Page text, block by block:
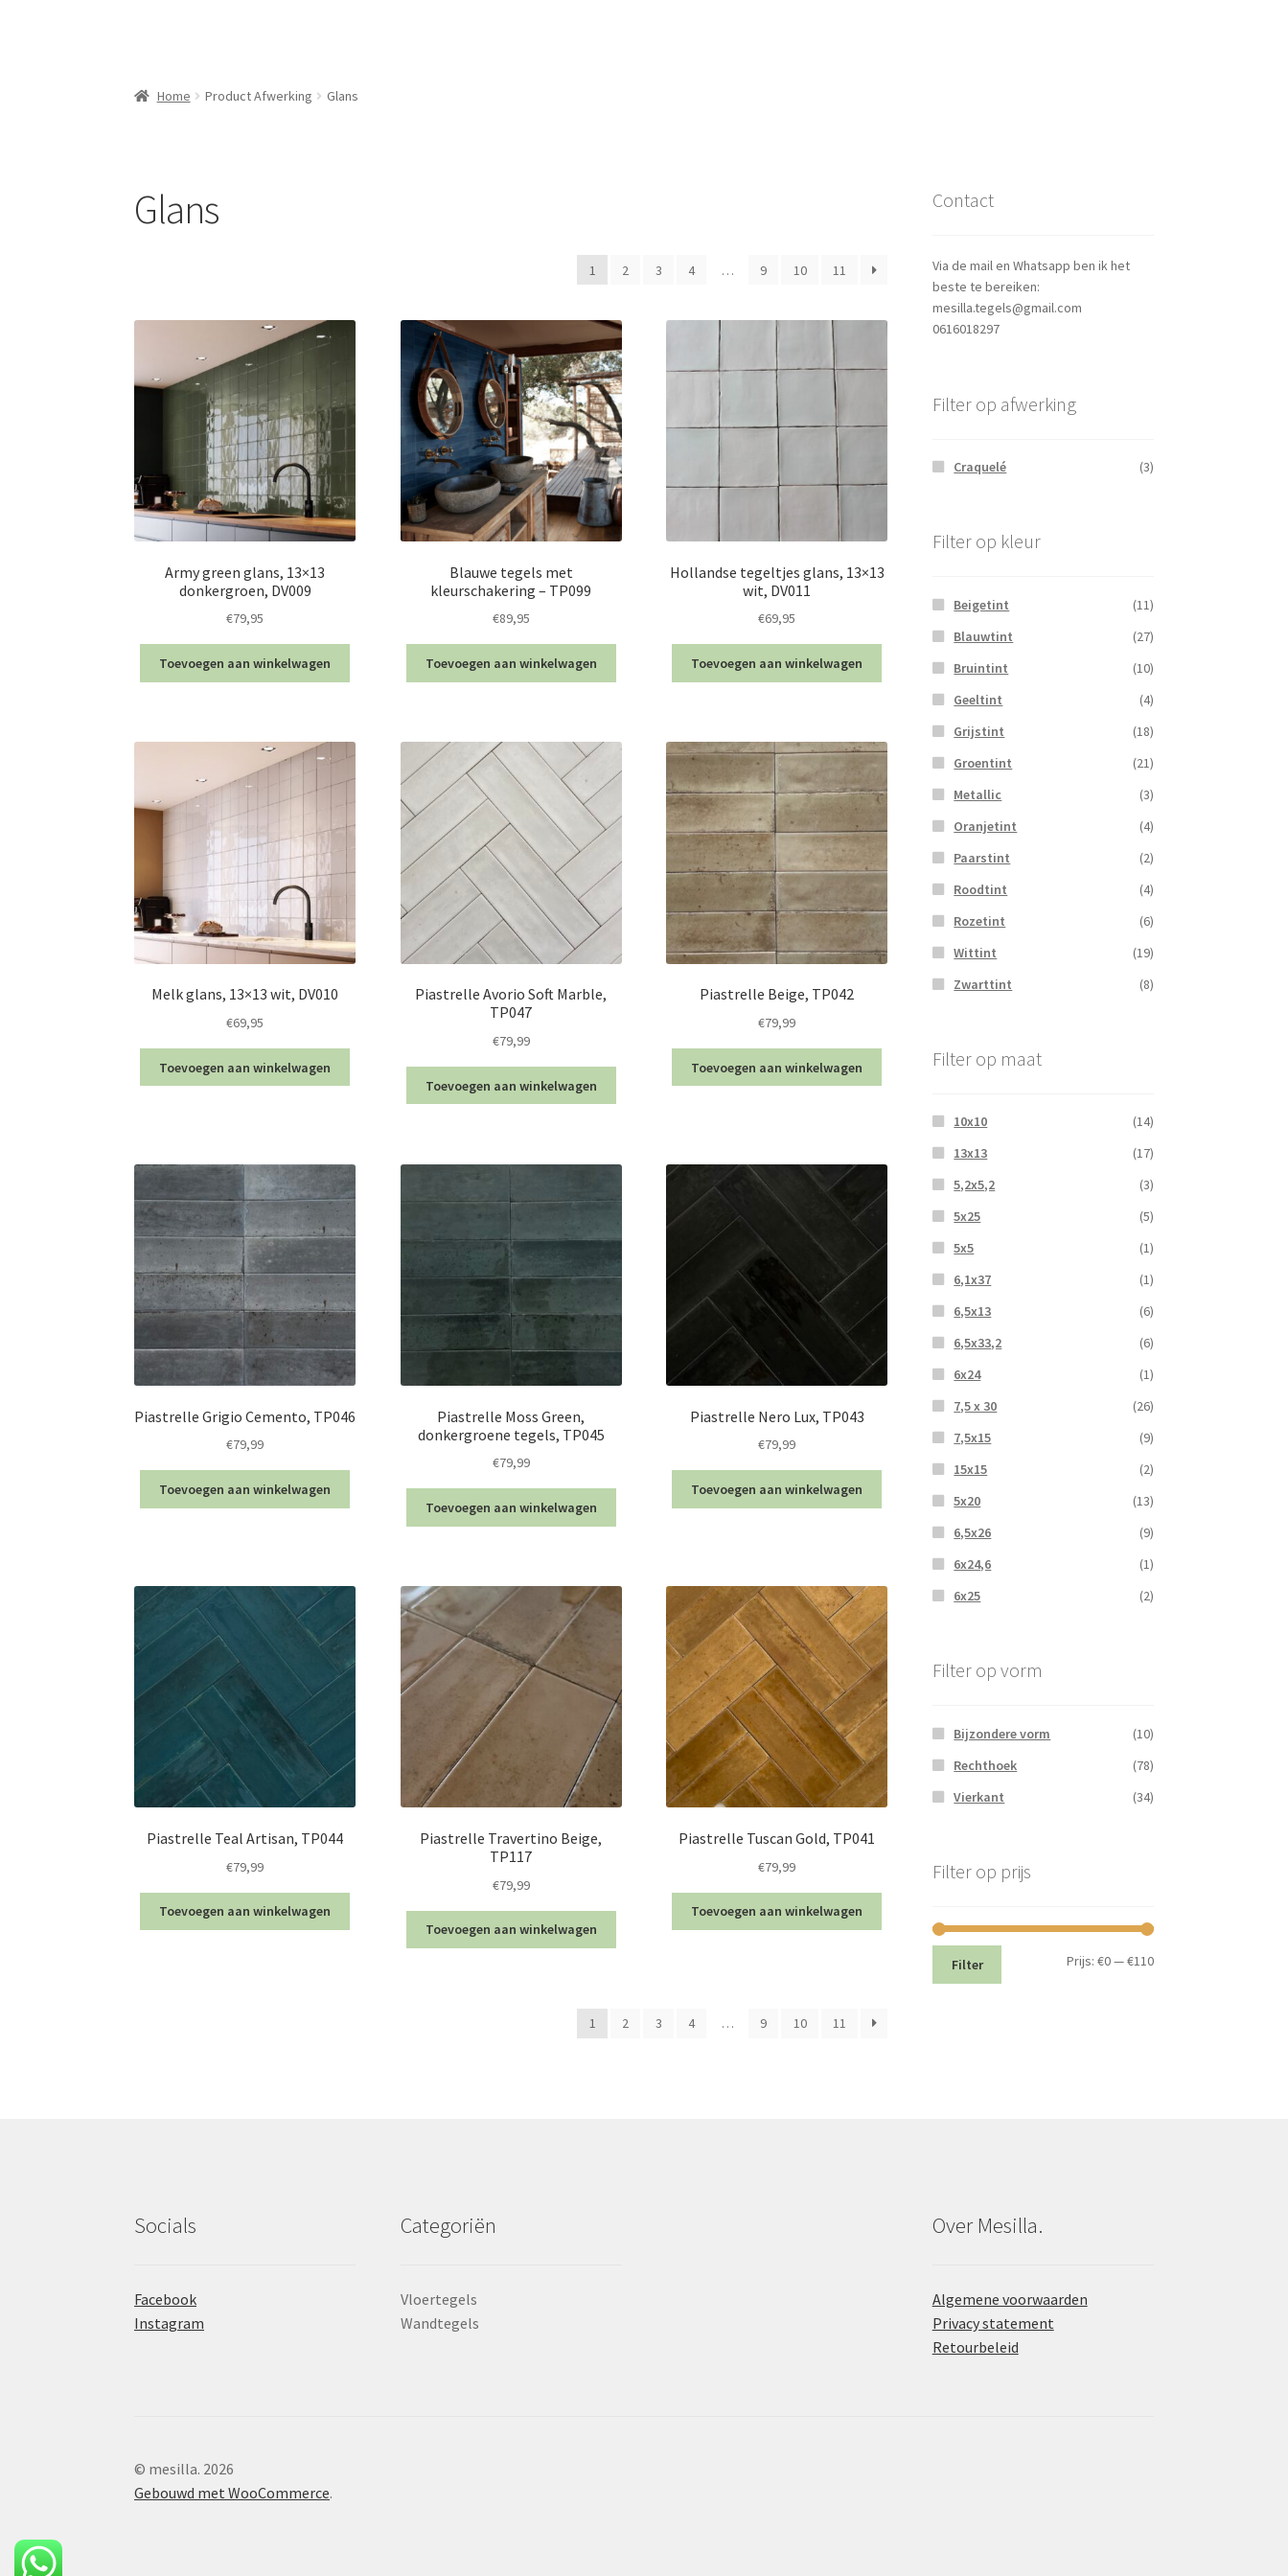
Home Product Afwerking Glans
Glans
1 2 3 4 … 9 10 11
Army green glans, 13×13
donkergroen, DV009
€79,95
Toevoegen aan winkelwagen
Blauwe tegels met
kleurschakering – TP099
€89,95
Toevoegen aan winkelwagen
Hollandse tegeltjes glans, 13×13
wit, DV011
€69,95
Toevoegen aan winkelwagen
Melk glans, 13×13 wit, DV010
€69,95
Toevoegen aan winkelwagen
Piastrelle Avorio Soft Marble,
TP047
€79,99
Toevoegen aan winkelwagen
Piastrelle Beige, TP042
€79,99
Toevoegen aan winkelwagen
Piastrelle Grigio Cemento, TP046
€79,99
Toevoegen aan winkelwagen
Piastrelle Moss Green,
donkergroene tegels, TP045
€79,99
Toevoegen aan winkelwagen
Piastrelle Nero Lux, TP043
€79,99
Toevoegen aan winkelwagen
Piastrelle Teal Artisan, TP044
€79,99
Toevoegen aan winkelwagen
Piastrelle Travertino Beige,
TP117
€79,99
Toevoegen aan winkelwagen
Piastrelle Tuscan Gold, TP041
€79,99
Toevoegen aan winkelwagen
1 2 3 4 … 9 10 11
Contact
Via de mail en Whatsapp ben ik het
beste te bereiken:
mesilla.tegels@gmail.com
0616018297
Filter op afwerking
Craquelé (3)
Filter op kleur
Beigetint
(11)
Blauwtint
(27)
Bruintint
(10)
Geeltint
(4)
Grijstint
(18)
Groentint
(21)
Metallic
(3)
Oranjetint
(4)
Paarstint
(2)
Roodtint
(4)
Rozetint
(6)
Wittint
(19)
Zwarttint
(8)
Filter op maat
10x10
(14)
13x13
(17)
5,2x5,2
(3)
5x25
(5)
5x5
(1)
6,1x37
(1)
6,5x13
(6)
6,5x33,2
(6)
6x24
(1)
7,5 x 30
(26)
7,5x15
(9)
15x15
(2)
5x20
(13)
6,5x26
(9)
6x24,6
(1)
6x25
(2)
Filter op vorm
Bijzondere vorm
(10)
Rechthoek
(78)
Vierkant
(34)
Filter op prijs
Min.
Max.
Filter Prijs: €0—€110
Socials
Facebook
Instagram
Categoriën
Vloertegels
Wandtegels
Over Mesilla.
Algemene voorwaarden
Privacy statement
Retourbeleid
© mesilla. 2026
Gebouwd met WooCommerce.